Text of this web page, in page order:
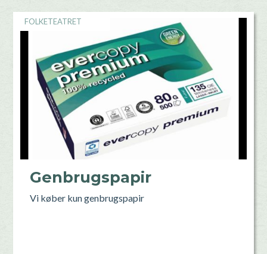
FOLKETEATRET
Genbrugspapir
Vi køber kun genbrugspapir